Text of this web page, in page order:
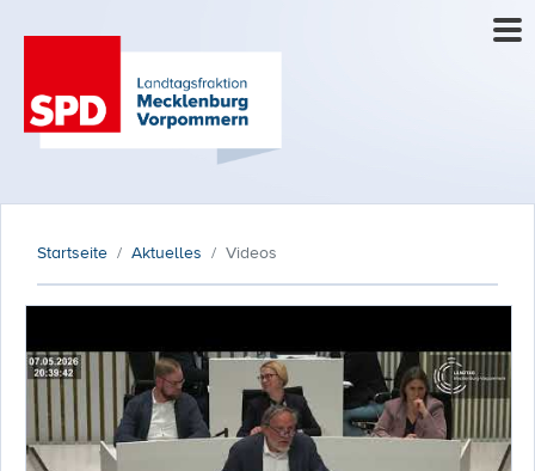
Startseite Aktuelles Videos